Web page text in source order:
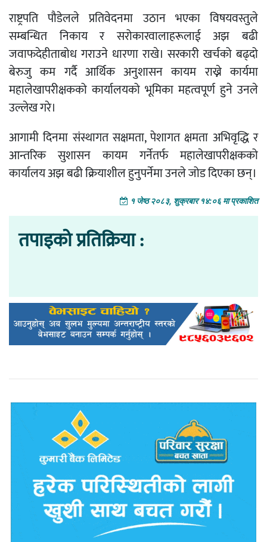
राष्ट्रपति पौडेलले प्रतिवेदनमा उठान भएका विषयवस्तुले
सम्बन्धित निकाय र सरोकारवालाहरूलाई अझ बढी
जवाफदेहीताबोध गराउने धारणा राखे। सरकारी खर्चको बढ्दो
बेरुजु कम गर्दै आर्थिक अनुशासन कायम राख्ने कार्यमा
महालेखापरीक्षकको कार्यालयको भूमिका महत्वपूर्ण हुने उनले
उल्लेख गरे।
आगामी दिनमा संस्थागत सक्षमता, पेशागत क्षमता अभिवृद्धि र
आन्तरिक सुशासन कायम गर्नेतर्फ महालेखापरीक्षकको
कार्यालय अझ बढी क्रियाशील हुनुपर्नेमा उनले जोड दिएका छन्।
१ जेष्ठ २०८३, शुक्रबार १४:०६ मा प्रकाशित
तपाइको प्रतिक्रिया :